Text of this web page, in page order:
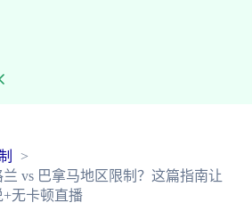
vs 巴拿马地区限制？这篇指南让
无卡顿直播